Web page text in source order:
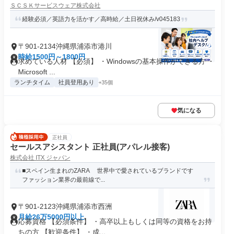
ＳＣＳＫサービスウェア株式会社
経験必須／英語力を活かす／高時給／土日祝休み/v045183
〒901-2134沖縄県浦添市港川
時給1500円～1800円
求めている人材 【必須】 ・Windowsの基本操作ができる方 ・
Microsoft ...
ランチタイム 社員登用あり +35個
気になる
正社員
セールスアシスタント 正社員(アパレル接客)
株式会社 ITX ジャパン
■スペイン生まれのZARA 世界中で愛されているブランドです
ファッション業界の最前線で...
〒901-2123沖縄県浦添市西洲
月給26万5000円以上
応募資格 【必須条件】 ・高卒以上もしくは同等の資格をお持
ちの方 【歓迎条件】 ・成...